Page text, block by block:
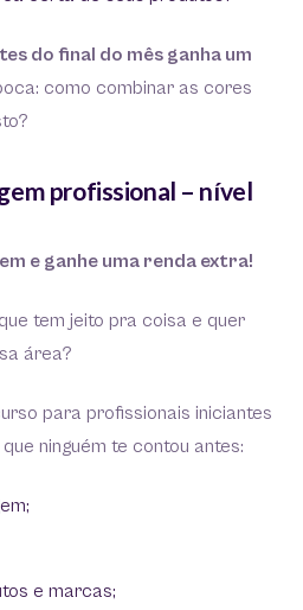
do final do mês ganha um
como combinar as cores
profissional – nível
e ganhe uma renda extra!
tem jeito pra coisa e quer
área?
para profissionais iniciantes
ninguém te contou antes:
e marcas;